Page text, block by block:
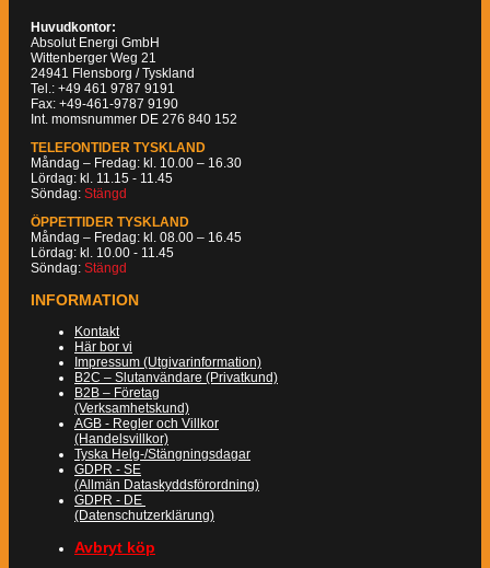
Huvudkontor:
Absolut Energi GmbH
Wittenberger Weg 21
24941 Flensborg / Tyskland
Tel.: +49 461 9787 9191
Fax: +49-461-9787 9190
Int. momsnummer DE 276 840 152
TELEFONTIDER TYSKLAND
Måndag – Fredag: kl. 10.00 – 16.30
Lördag: kl. 11.15 - 11.45
Söndag: Stängd
ÖPPETTIDER TYSKLAND
Måndag – Fredag: kl. 08.00 – 16.45
Lördag: kl. 10.00 - 11.45
Söndag: Stängd
INFORMATION
Kontakt
Här bor vi
Impressum (Utgivarinformation)
B2C – Slutanvändare (Privatkund)
B2B – Företag
(Verksamhetskund)
AGB - Regler och Villkor
(Handelsvillkor)
Tyska Helg-/Stängningsdagar
GDPR - SE
(Allmän Dataskyddsförordning)
GDPR - DE
(Datenschutzerklärung)
Avbryt köp